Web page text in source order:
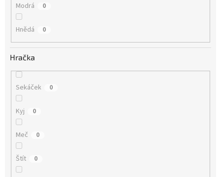
Modrá 0
Hnědá 0
Hračka
Sekáček 0
Kyj 0
Meč 0
Štít 0